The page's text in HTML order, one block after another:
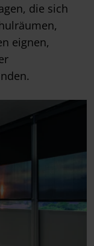
die sich
eignen,